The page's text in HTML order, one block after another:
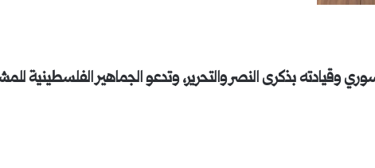
وقيادته بذكرى النصر والتحرير، وتدعو الجماهير الفلسطينية